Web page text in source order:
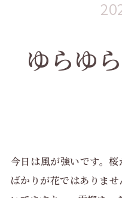
ゆらゆ
今日は風が強いです。
ばかりが花ではありま